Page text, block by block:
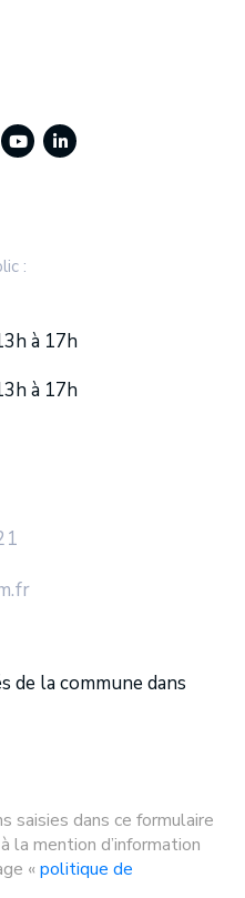
:
à 17h
à 17h
de la commune dans
saisies dans ce formulaire
la mention d’information
«politique de